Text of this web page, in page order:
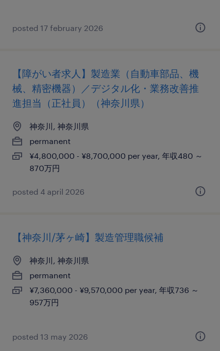
posted 17 february 2026
【障がい者求人】製造業（自動車部品、機
械、精密機器）／デジタル化・業務改善推
進担当（正社員）（神奈川県）
神奈川, 神奈川県
permanent
¥4,800,000 - ¥8,700,000 per year, 年収480 ～
870万円
posted 4 april 2026
【神奈川/茅ヶ崎】製造管理職候補
神奈川, 神奈川県
permanent
¥7,360,000 - ¥9,570,000 per year, 年収736 ～
957万円
posted 13 may 2026